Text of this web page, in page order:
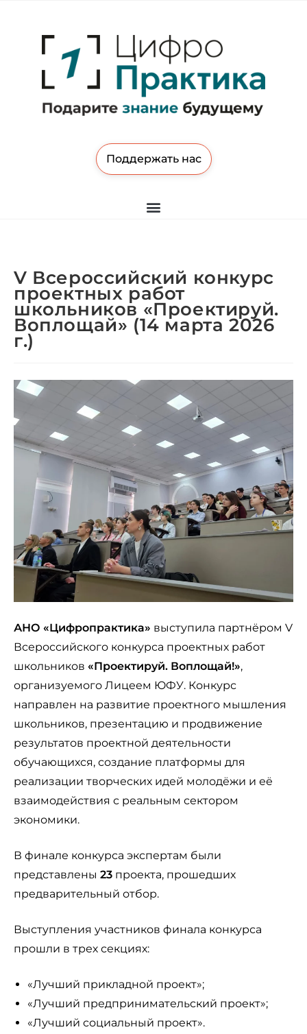
Поддержать нас
V Всероссийский конкурс
проектных работ
школьников «Проектируй.
Воплощай» (14 марта 2026
г.)
АНО «Цифропрактика» выступила партнёром V
Всероссийского конкурса проектных работ
школьников «Проектируй. Воплощай!»,
организуемого Лицеем ЮФУ. Конкурс
направлен на развитие проектного мышления
школьников, презентацию и продвижение
результатов проектной деятельности
обучающихся, создание платформы для
реализации творческих идей молодёжи и её
взаимодействия с реальным сектором
экономики.
В финале конкурса экспертам были
представлены 23 проекта, прошедших
предварительный отбор.
Выступления участников финала конкурса
прошли в трех секциях:
«Лучший прикладной проект»;
«Лучший предпринимательский проект»;
«Лучший социальный проект».